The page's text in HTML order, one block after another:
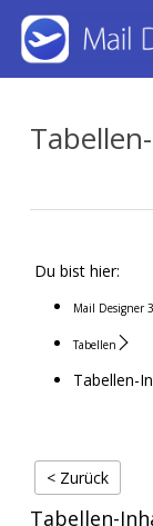
Skip
content
Du bist hier:
Mail Designer
Tabellen
Tabellen-
< Zurück
Tabellen-